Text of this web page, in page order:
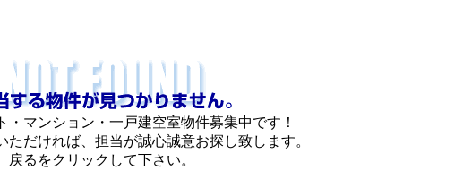
・マンション・一戸建空室物件募集中です！
ただければ、担当が誠心誠意お探し致します。
戻るをクリックして下さい。